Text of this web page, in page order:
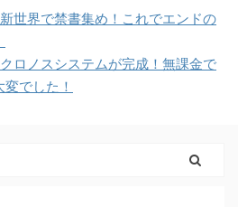
新世界で禁書集め！これでエンドの
クロノスシステムが完成！無課金で
でした！